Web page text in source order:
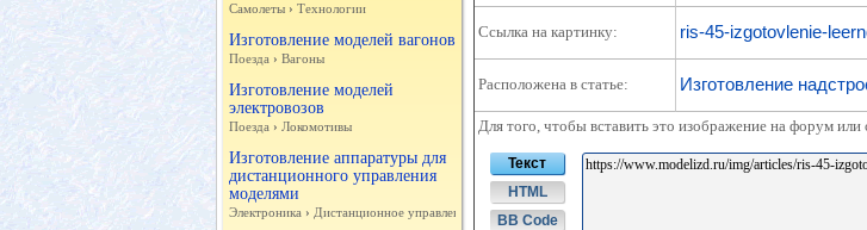
Самолеты › Технологии
Изготовление моделей вагонов
Поезда › Вагоны
Изготовление моделей
электровозов
Поезда › Локомотивы
Изготовление аппаратуры для
дистанционного управления
моделями
Электроника › Дистанционное управление
Ссылка на картинку: ris-45-izgotovlenie-
Расположена в статье: Изготовление
Для того, чтобы вставить это изображение на форум
Текст
HTML
BB Code